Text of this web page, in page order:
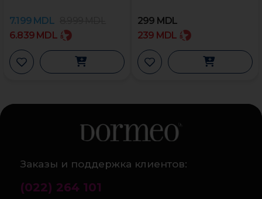
7.199 MDL
6.839 MDL
299 MDL
239 MDL
Заказы и поддержка клиентов:
(022) 264 101